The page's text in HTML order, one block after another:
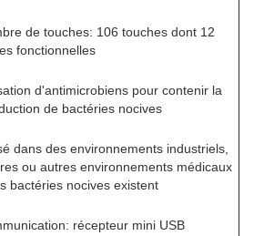
de touches: 106 touches dont 12
fonctionnelles
d'antimicrobiens pour contenir la
de bactéries nocives
dans des environnements industriels,
ou autres environnements médicaux
bactéries nocives existent
récepteur mini USB